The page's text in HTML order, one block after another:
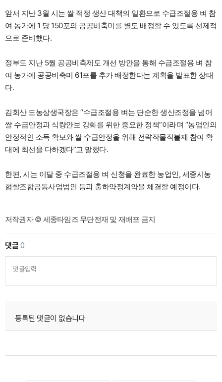
앞서 지난 3월 시는 쌀 적정 생산 대책의 일환으로 수급조절용 벼 참
여 농가에 1 당 150포의 공공비축미를 별도 배정할 수 있도록 선제적
으로 준비했다.
정부도 지난 5월 공공비축제도 개선 방안을 통해 수급조절용 벼 참
여 농가에 공공비축미 61포를 추가 배정한다는 계획을 발표한 상태
다.
김회산 도농상생국장은 “수급조절용 벼는 단순한 생산조정을 넘어
쌀 수급안정과 식량안보 강화를 위한 중요한 정책”이라며 “농업인의
안정적인 소득 확보와 쌀 수급안정을 위해 전략작물직불제 참여 확
대에 최선을 다하겠다”고 말했다.
한편, 시는 이달 중 수급조절용 벼 신청을 완료한 농업인, 세종시농
협쌀조합공동사업법인 등과 출하약정계약을 체결할 예정이다.
저작권자 © 세종타임즈 무단전재 및 재배포 금지
댓글0
댓글입력
등록된 댓글이 없습니다